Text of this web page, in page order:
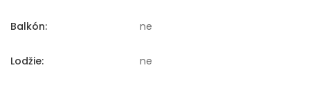
Balkón: ne
Lodžie: ne